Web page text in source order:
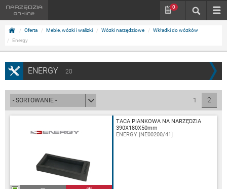
0
Oferta Meble, wózki i walizki Wózki narzędziowe
Wkładki do wózków
Energy
ENERGY 20
1 2
TACA PIANKOWA NA NARZĘDZIA
390X180X50mm
ENERGY [NE00200/41]